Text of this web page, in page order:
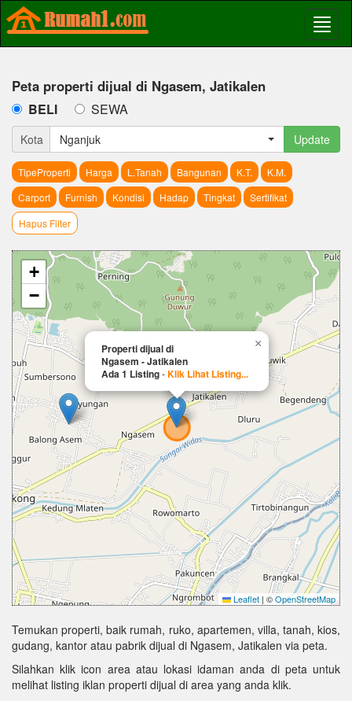
Peta properti dijual di Ngasem, Jatikalen
BELI SEWA
Kota Nganjuk Update
TipeProperti Harga L.Tanah Bangunan K.T.
K.M.
Carport
Furnish Kondisi Hadap Tingkat
Sertifikat
Hapus Filter
Properti dijual di
Ngasem - Jatikalen
Ada 1 Listing-Klik Lihat Listing...
×
+
−
Leaflet | ©OpenStreetMap
Temukan properti, baik rumah, ruko, apartemen, villa, tanah, kios,
gudang, kantor atau pabrik dijual di Ngasem, Jatikalen via peta.
Silahkan klik icon area atau lokasi idaman anda di peta untuk
melihat listing iklan properti dijual di area yang anda klik.